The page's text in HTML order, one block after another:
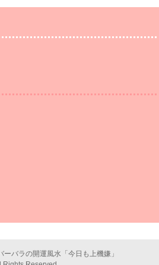
バラの開運風水「今日も上機嫌」